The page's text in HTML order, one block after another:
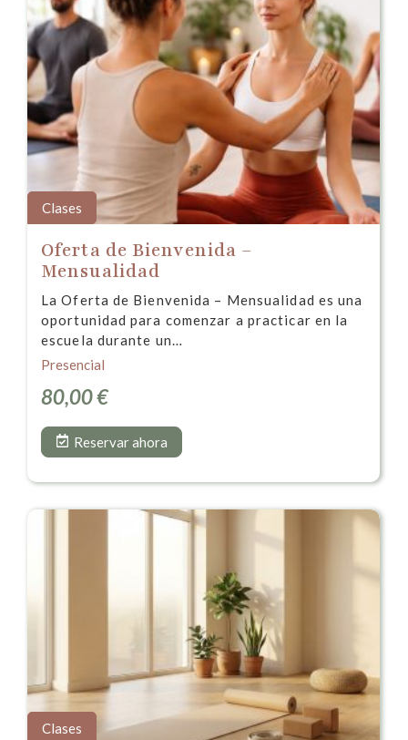
Clases
Oferta de Bienvenida –
Mensualidad
La Oferta de Bienvenida – Mensualidad es una
oportunidad para comenzar a practicar en la
escuela durante un…
Presencial
80,00€
Reservar ahora
Clases